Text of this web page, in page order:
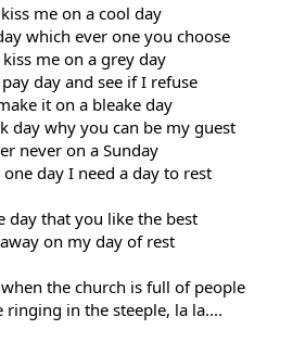
me on a cool day
which ever one you choose
me on a grey day
day and see if I refuse
it on a bleake day
day why you can be my guest
never on a Sunday
day I need a day to rest
day that you like the best
on my day of rest
the church is full of people
ringing in the steeple, la la....